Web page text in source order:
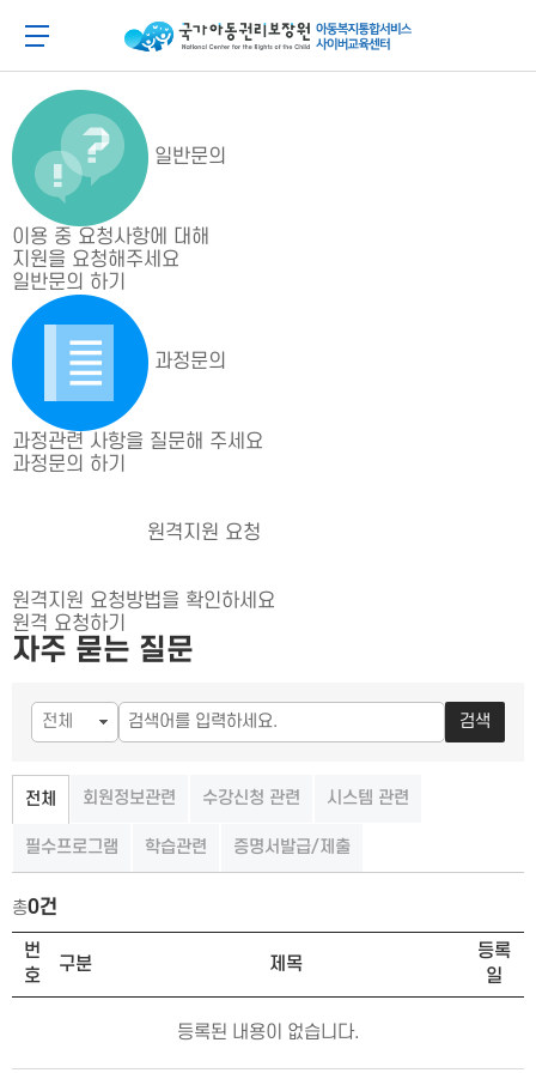
로
로
메뉴 버튼
아동이 행복한 세상 아동권리보장원 아동복지통합
일반문의
이용 중 요청사항에 대해
지원을 요청해주세요
일반문의 하기
과정문의
과정관련 사항을 질문해 주세요
과정문의 하기
원격지원 요청
원격지원 요청방법을 확인하세요
원격 요청하기
자주 묻는 질문
검색
전체 회원정보관련 수강신청 관련 시스템 관련
필수프로그램 학습관련 증명서발급/제출
총0건
FAQ 목록
번
호
구분 제목
등록
일
등록된 내용이 없습니다.